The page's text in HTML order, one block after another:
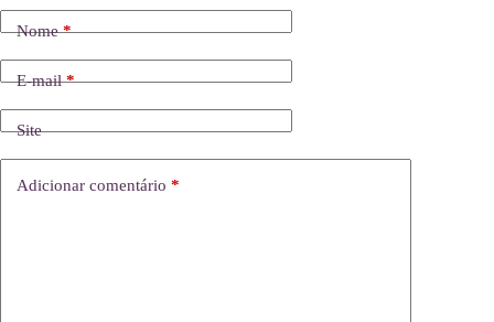
Nome*
E-mail*
Site
Adicionar comentário *